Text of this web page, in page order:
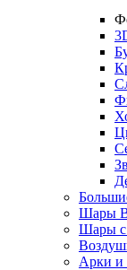
Шары
Шары с
Арки и